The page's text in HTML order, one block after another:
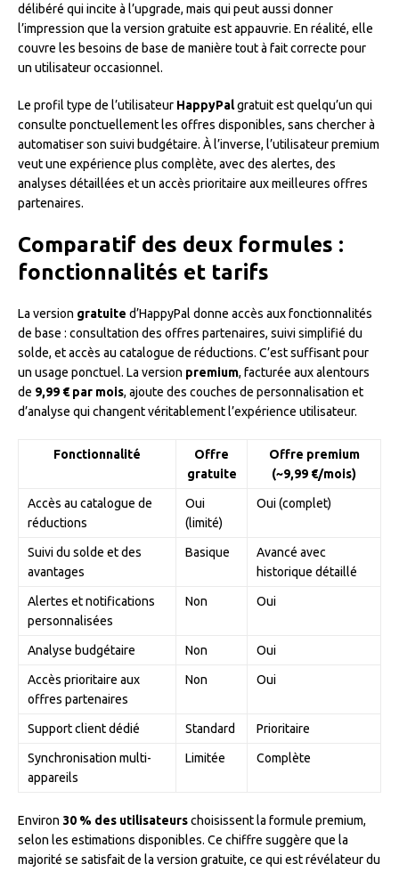
délibéré qui incite à l’upgrade, mais qui peut aussi donner
l’impression que la version gratuite est appauvrie. En réalité, elle
couvre les besoins de base de manière tout à fait correcte pour
un utilisateur occasionnel.
Le profil type de l’utilisateur HappyPalgratuit est quelqu’un qui
consulte ponctuellement les offres disponibles, sans chercher à
automatiser son suivi budgétaire. À l’inverse, l’utilisateur premium
veut une expérience plus complète, avec des alertes, des
analyses détaillées et un accès prioritaire aux meilleures offres
partenaires.
Comparatif des deux formules :
fonctionnalités et tarifs
La version gratuite d’HappyPal donne accès aux fonctionnalités
de base : consultation des offres partenaires, suivi simplifié du
solde, et accès au catalogue de réductions. C’est suffisant pour
un usage ponctuel. La version premium, facturée aux alentours
de 9,99 € par mois, ajoute des couches de personnalisation et
d’analyse qui changent véritablement l’expérience utilisateur.
Fonctionnalité
Offre
gratuite
Offre premium
(~9,99 €/mois)
Accès au catalogue de
réductions
Oui
(limité)
Oui (complet)
Suivi du solde et des
avantages
Basique
Avancé avec
historique détaillé
Alertes et notifications
personnalisées
Non Oui
Analyse budgétaire Non Oui
Accès prioritaire aux
offres partenaires
Non Oui
Support client dédié Standard Prioritaire
Synchronisation multi-
appareils
Limitée Complète
Environ 30 % des utilisateurschoisissent la formule premium,
selon les estimations disponibles. Ce chiffre suggère que la
majorité se satisfait de la version gratuite, ce qui est révélateur du